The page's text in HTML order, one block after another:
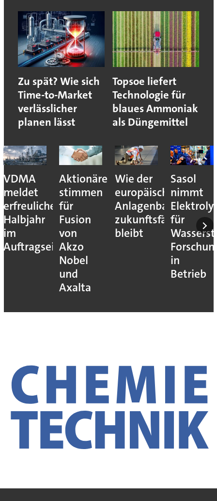
Zu spät? Wie sich
Time-to-Market
verlässlicher
planen lässt
Topsoe liefert
Technologie für
blaues Ammoniak
als Düngemittel
VDMA
meldet
erfreuliches
Halbjahr
im
Auftragseingang
Aktionäre
stimmen
für
Fusion
von
Akzo
Nobel
und
Axalta
Wie der
europäische
Anlagenbau
zukunftsfähig
bleibt
Sasol
nimmt
für
in
Betrieb